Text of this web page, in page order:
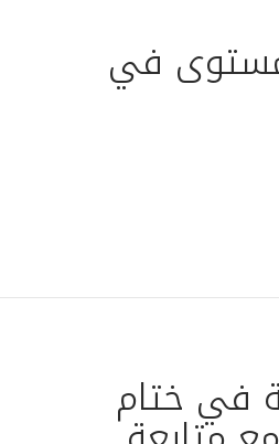
مستوى في
في ختام